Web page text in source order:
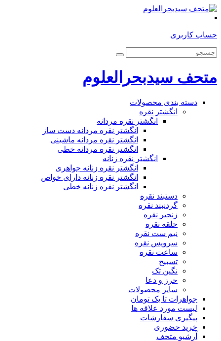
حساب کاربری
متحف سیدبحرالعلوم
دسته بندی محصولات
انگشتر نقره
انگشتر نقره مردانه
انگشتر نقره مردانه دست ساز
انگشتر نقره مردانه ماشینی
انگشتر نقره مردانه خطی
انگشتر نقره زنانه
انگشتر نقره زنانه جواهری
انگشتر نقره زنانه دارای خواص
انگشتر نقره زنانه خطی
دستبند نقره
گردنبند نقره
زنجیر نقره
حلقه نقره
نیم ست نقره
سرویس نقره
ساعت نقره
تسبیح
نگین تک
حرز و دعا
سایر محصولات
جواهرات تا یک تومان
لیست مورد علاقه ها
پیگیری سفارشات
خرید حضوری
آرشیو متحف